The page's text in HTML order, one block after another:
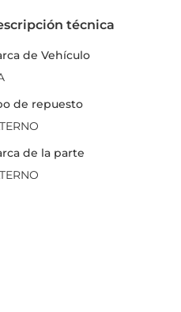
técnica
de Vehículo
de repuesto
de la parte